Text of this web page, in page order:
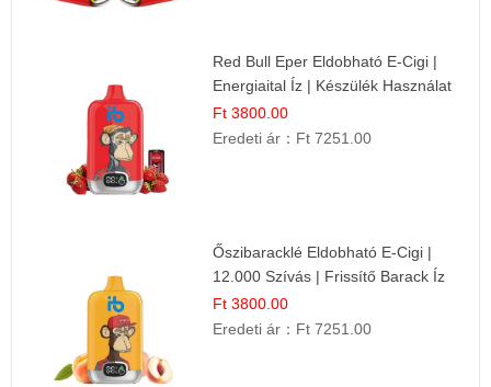
Red Bull Eper Eldobható E-Cigi |
Energiaital Íz | Készülék Használat
Ft 3800.00
Eredeti ár： Ft 7251.00
Őszibaracklé Eldobható E-Cigi |
12.000 Szívás | Frissítő Barack Íz
Ft 3800.00
Eredeti ár： Ft 7251.00